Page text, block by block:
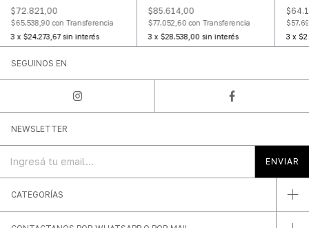
$72.821,00
$65.538,90con Transferencia
3 x $24.273,67 sin interés
$85.614,00
$77.052,60con Transferencia
3 x$28.538,00 sin interés
3 x
SEGUINOS EN
NEWSLETTER
CATEGORÍAS